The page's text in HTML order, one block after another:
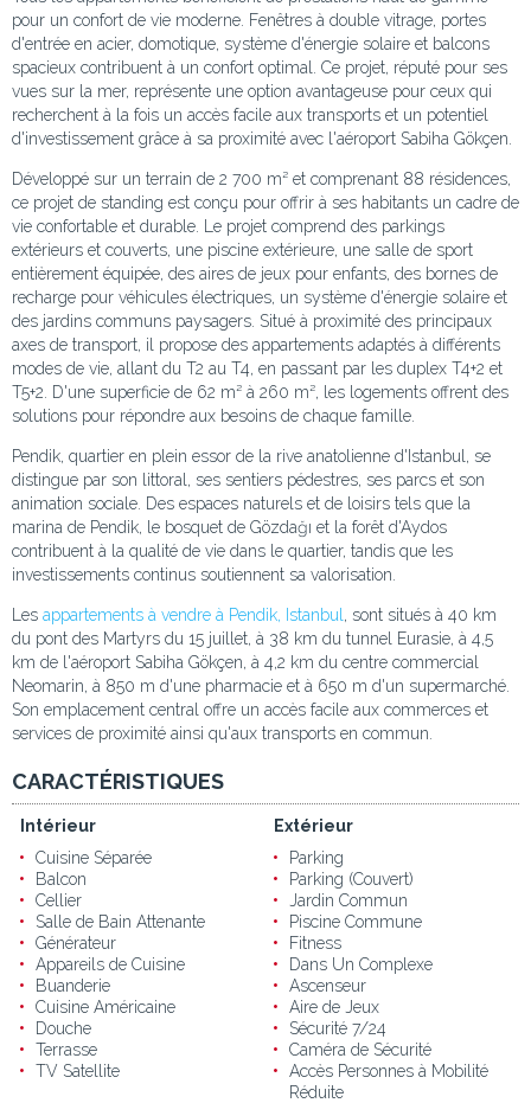
pour un confort de vie moderne. Fenêtres à double vitrage, portes
d'entrée en acier, domotique, système d'énergie solaire et balcons
spacieux contribuent à un confort optimal. Ce projet, réputé pour ses
vues sur la mer, représente une option avantageuse pour ceux qui
recherchent à la fois un accès facile aux transports et un potentiel
d'investissement grâce à sa proximité avec l'aéroport Sabiha Gökçen.
Développé sur un terrain de 2 700 m² et comprenant 88 résidences,
ce projet de standing est conçu pour offrir à ses habitants un cadre de
vie confortable et durable. Le projet comprend des parkings
extérieurs et couverts, une piscine extérieure, une salle de sport
entièrement équipée, des aires de jeux pour enfants, des bornes de
recharge pour véhicules électriques, un système d'énergie solaire et
des jardins communs paysagers. Situé à proximité des principaux
axes de transport, il propose des appartements adaptés à différents
modes de vie, allant du T2 au T4, en passant par les duplex T4+2 et
T5+2. D'une superficie de 62 m² à 260 m², les logements offrent des
solutions pour répondre aux besoins de chaque famille.
Pendik, quartier en plein essor de la rive anatolienne d'Istanbul, se
distingue par son littoral, ses sentiers pédestres, ses parcs et son
animation sociale. Des espaces naturels et de loisirs tels que la
marina de Pendik, le bosquet de Gözdağı et la forêt d'Aydos
contribuent à la qualité de vie dans le quartier, tandis que les
investissements continus soutiennent sa valorisation.
Les appartements à vendre à Pendik, Istanbul , sont situés à 40 km
du pont des Martyrs du 15 juillet, à 38 km du tunnel Eurasie, à 4,5
km de l'aéroport Sabiha Gökçen, à 4,2 km du centre commercial
Neomarin, à 850 m d'une pharmacie et à 650 m d'un supermarché.
Son emplacement central offre un accès facile aux commerces et
services de proximité ainsi qu'aux transports en commun.
CARACTÉRISTIQUES
Intérieur
Cuisine Séparée
Balcon
Cellier
Salle de Bain Attenante
Générateur
Appareils de Cuisine
Buanderie
Cuisine Américaine
Douche
Terrasse
TV Satellite
Extérieur
Parking
Parking (Couvert)
Jardin Commun
Piscine Commune
Fitness
Dans Un Complexe
Ascenseur
Aire de Jeux
Sécurité 7/24
Caméra de Sécurité
Accès Personnes à Mobilité
Réduite